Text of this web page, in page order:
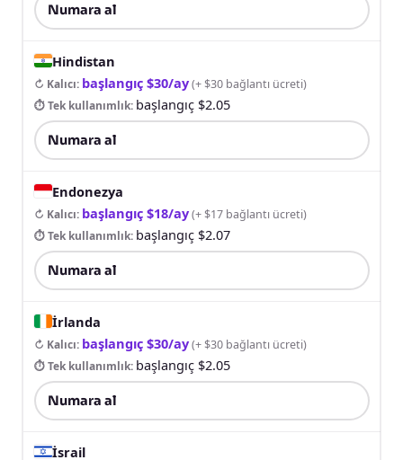
Numara al
Hindistan
↻ Kalıcı: başlangıç $30/ay(+ $30 bağlantı ücreti)
⏱ Tek kullanımlık: başlangıç $2.05
Numara al
Endonezya
↻ Kalıcı: başlangıç $18/ay(+ $17 bağlantı ücreti)
⏱ Tek kullanımlık: başlangıç $2.07
Numara al
İrlanda
↻ Kalıcı: başlangıç $30/ay(+ $30 bağlantı ücreti)
⏱ Tek kullanımlık: başlangıç $2.05
Numara al
İsrail